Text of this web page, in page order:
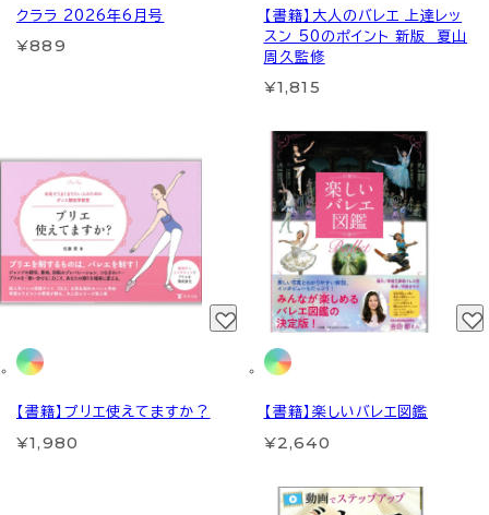
クララ 2026年6月号
¥889
【書籍】大人のバレエ 上達レッ
スン 50のポイント 新版 夏山
周久監修
¥1,815
【書籍】プリエ使えてますか？
¥1,980
【書籍】楽しいバレエ図鑑
¥2,640